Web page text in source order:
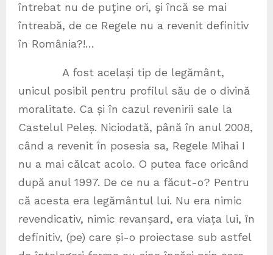
întrebat nu de puţine ori, şi încă se mai
întreabă, de ce Regele nu a revenit definitiv
în România?!…
A fost același tip de legământ,
unicul posibil pentru profilul său de o divină
moralitate. Ca și în cazul revenirii sale la
Castelul Peleș. Niciodată, până în anul 2008,
când a revenit în posesia sa, Regele Mihai I
nu a mai călcat acolo. O putea face oricând
după anul 1997. De ce nu a făcut-o? Pentru
că acesta era legământul lui. Nu era nimic
revendicativ, nimic revanșard, era viața lui, în
definitiv, (pe) care și-o proiectase sub astfel